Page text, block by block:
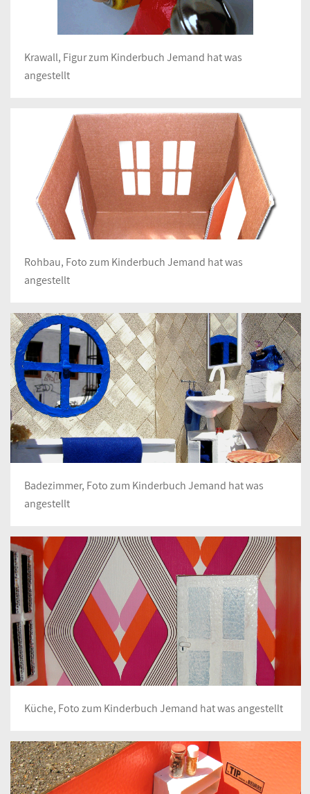
Krawall, Figur zum Kinderbuch Jemand hat was
angestellt
Rohbau, Foto zum Kinderbuch Jemand hat was
angestellt
Badezimmer, Foto zum Kinderbuch Jemand hat was
angestellt
Küche, Foto zum Kinderbuch Jemand hat was angestellt